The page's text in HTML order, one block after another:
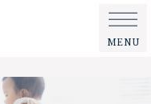
MENU